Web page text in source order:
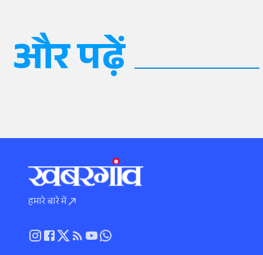
और पढ़ें
हमारे बारे में